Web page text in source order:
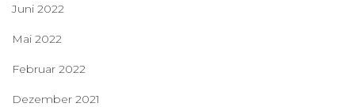
Juni 2022
Mai 2022
Februar 2022
Dezember 2021